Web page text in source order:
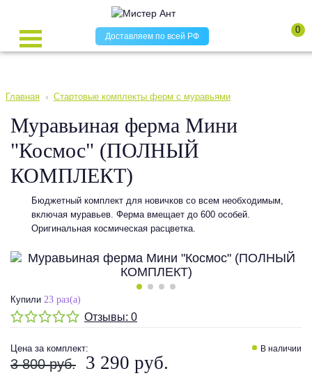
Доставляем по всей РФ
0
Главная Стартовые комплекты ферм с муравьями
Муравьиная ферма Мини
"Космос" (ПОЛНЫЙ
КОМПЛЕКТ)
Бюджетный комплект для новичков со всем необходимым,
включая муравьев. Ферма вмещает до 600 особей.
Оригинальная космическая расцветка.
Купили 23 раз(а)
Отзывы: 0
Ценаза комплект:
3 800 руб. 3 290 руб.
В наличии